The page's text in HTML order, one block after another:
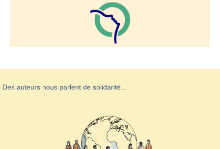
Des auteurs nous parlent de solidarité...